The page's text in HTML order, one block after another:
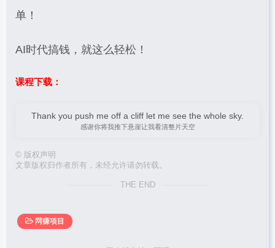
单！
AI时代搞钱，就这么轻松！
课程下载：
Thank you push me off a cliff let me see the whole sky.
感谢你将我推下悬崖让我看清整片天空
© 版权声明
文章版权归作者所有，未经允许请勿转载。
THE END
网赚项目